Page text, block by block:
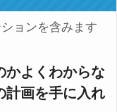
ョンを含みます
かよくわからな
計画を手に入れ